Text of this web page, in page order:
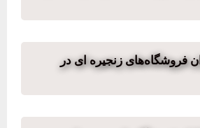
فروشگاه‌های زنجیره ای در